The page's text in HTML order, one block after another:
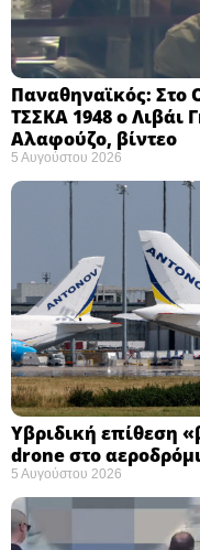
Παναθηναϊκός: Στο
ΤΣΣΚΑ 1948 ο Λιβάι
Αλαφούζο, βίντεο
5 Αυγούστου 2026
Υβριδική επίθεση
drone στο
5 Αυγούστου 2026